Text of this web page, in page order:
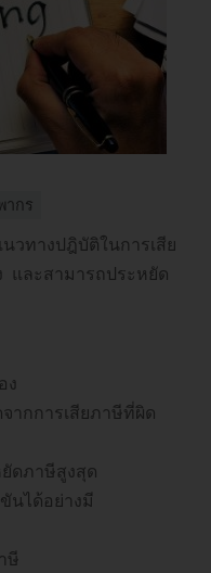
ากร
วทางปฎิบัติในการเสีย
และสามารถประหยัด
ง
ากการเสียภาษีที่ผิด
ดภาษีสูงสุด
นได้อย่างมี
ษี